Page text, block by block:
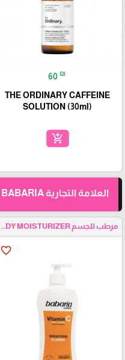
60 ₪
THE ORDINARY CAFFEINE
SOLUTION (30ml)
add_shopping_cart
العلامة التجارية BABARIA
مرطب للجسم BODY MOISTURIZER
favorite_border